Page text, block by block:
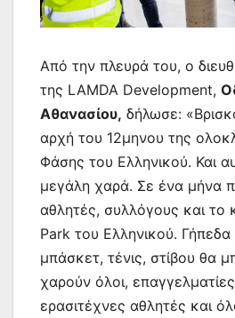
Από την πλευρά του, ο
της LAMDA Development,
Αθανασίου, δήλωσε:
αρχή του 12μηνου της
Φάσης του Ελληνικού. Και
μεγάλη χαρά. Σε ένα μήνα
αθλητές, συλλόγους και το
Park του Ελληνικού.
μπάσκετ, τένις, στίβου θα
χαρούν όλοι,
ερασιτέχνες αθλητές και